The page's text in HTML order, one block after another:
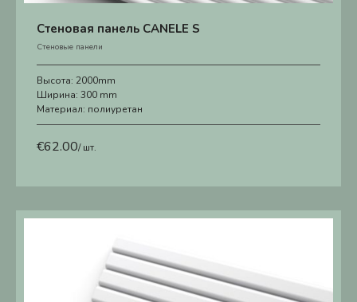
Стеновая панель CANELE S
Стеновые панели
Высота: 2000mm
Ширина: 300 mm
Материал: полиуретан
€62.00/ шт.